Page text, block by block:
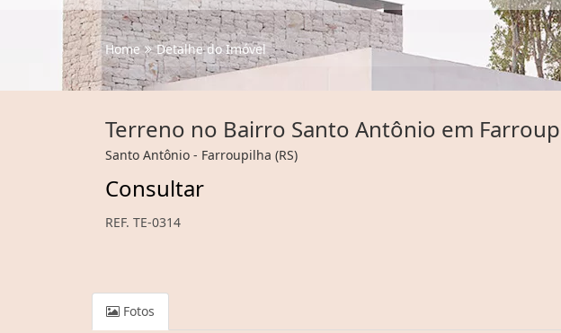
Home Detalhe do Imóvel
Terreno no Bairro Santo Antônio em
Santo Antônio - Farroupilha (RS)
Consultar
REF. TE-0314
Fotos